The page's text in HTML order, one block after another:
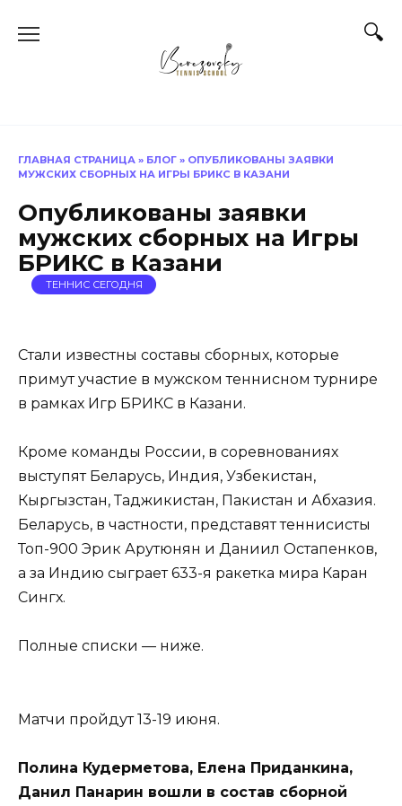
ГЛАВНАЯ СТРАНИЦА » БЛОГ » ОПУБЛИКОВАНЫ ЗАЯВКИ
МУЖСКИХ СБОРНЫХ НА ИГРЫ БРИКС В КАЗАНИ
Опубликованы заявки
мужских сборных на Игры
БРИКС в Казани
ТЕННИС СЕГОДНЯ
Стали известны составы сборных, которые
примут участие в мужском теннисном турнире
в рамках Игр БРИКС в Казани.
Кроме команды России, в соревнованиях
выступят Беларусь, Индия, Узбекистан,
Кыргызстан, Таджикистан, Пакистан и Абхазия.
Беларусь, в частности, представят теннисисты
Топ-900 Эрик Арутюнян и Даниил Остапенков,
а за Индию сыграет 633-я ракетка мира Каран
Сингх.
Полные списки — ниже.
Матчи пройдут 13-19 июня.
Полина Кудерметова, Елена Приданкина,
Данил Панарин вошли в состав сборной